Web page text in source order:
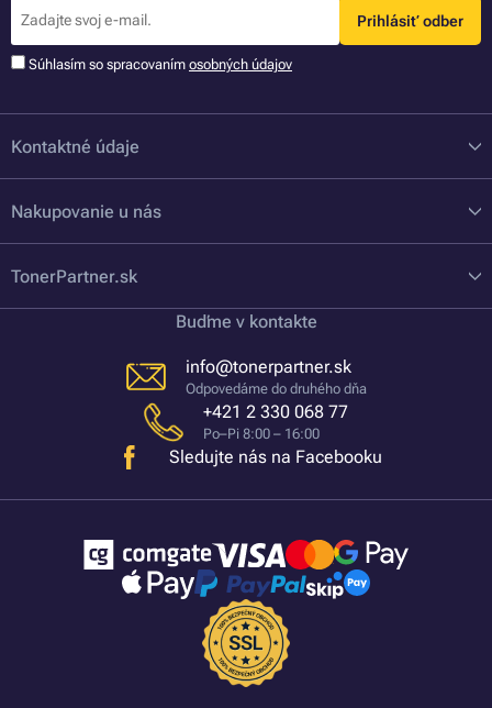
Prihlásiť odber
Súhlasím so spracovaním osobných údajov
Kontaktné údaje
Nakupovanie u nás
TonerPartner.sk
Buďme v kontakte
info@tonerpartner.sk
Odpovedáme do druhého dňa
+421 2 330 068 77
Po–Pi 8:00 – 16:00
Sledujte nás na Facebooku